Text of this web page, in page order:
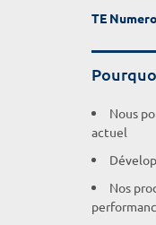
TE
Nous
actuel
Nos